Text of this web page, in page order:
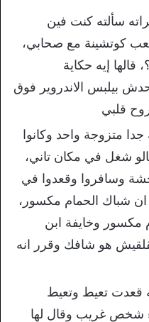
سألته كنت فين
كوتشينة مع صحابي،
إيه حكاية
بيلبس الاندروير فوق
قلبي
متزوجة واحد وكانوا
شغل في مكان تاني،
وسافروا وقعدوا في
ان شباك الحمام مكسور،
مكسور وخايفة ابن
هو شافك وقرر انه
قعدت تعيط وتعيط
شخص غريب وقال لها